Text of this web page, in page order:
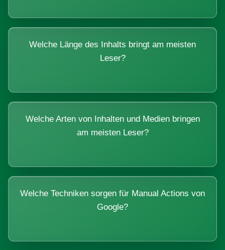
Welche Länge des Inhalts bringt am meisten
Leser?
Welche Arten von Inhalten und Medien bringen
am meisten Leser?
Welche Techniken sorgen für Manual Actions von
Google?